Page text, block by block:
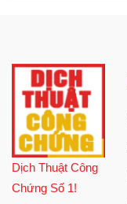
Dịch Thuật Công
Chứng Số 1!